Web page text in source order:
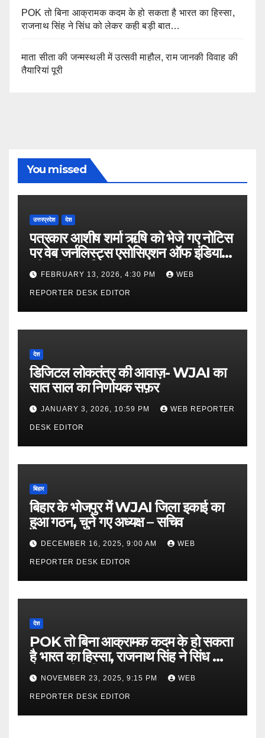
POK तो बिना आक्रामक कदम के हो सकता है भारत का हिस्सा,
राजनाथ सिंह ने सिंध को लेकर कही बड़ी बात…
माता सीता की जन्मस्थली में उत्सवी माहौल, राम जानकी विवाह की
तैयारियां पूरी
You missed
उत्तरप्रदेश देश
पत्रकार आशीष शर्मा ऋषि को भेजे गए नोटिस
पर वेब जर्नलिस्ट्स एसोसिएशन ऑफ इंडिया
की गंभीर आपत्ति
FEBRUARY 13, 2026, 4:30 PM WEB
REPORTER DESK EDITOR
देश
डिजिटल लोकतंत्र की आवाज़- WJAI का
सात साल का निर्णायक सफ़र
JANUARY 3, 2026, 10:59 PM WEB REPORTER
DESK EDITOR
बिहार
बिहार के भोजपुर में WJAI जिला इकाई का
हुआ गठन, चुने गए अध्यक्ष – सचिव
DECEMBER 16, 2025, 9:00 AM WEB
REPORTER DESK EDITOR
देश
POK तो बिना आक्रामक कदम के हो सकता
है भारत का हिस्सा, राजनाथ सिंह ने सिंध को
लेकर कही बड़ी बात…
NOVEMBER 23, 2025, 9:15 PM WEB
REPORTER DESK EDITOR